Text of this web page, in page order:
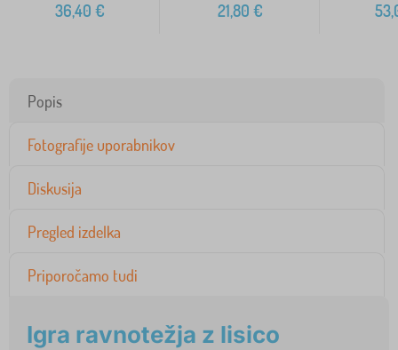
36,40 € 21,80 €
Popis
Fotografije uporabnikov
Diskusija
Pregled izdelka
Priporočamo tudi
Igra ravnotežja z lisico